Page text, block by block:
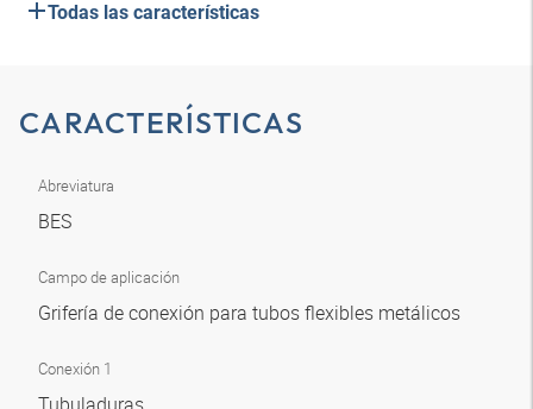
Todas las características
CARACTERÍSTICAS
Abreviatura
BES
Campo de aplicación
Grifería de conexión para tubos flexibles metálicos
Conexión 1